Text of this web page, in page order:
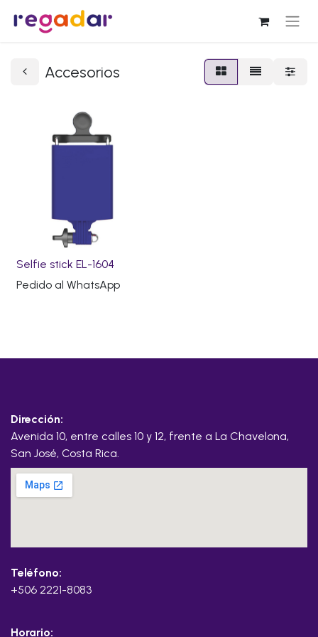
Accesorios
Selfie stick EL-1604
Pedido al WhatsApp
Dirección:
Avenida 10, entre calles 10 y 12, frente a La Chavelona,
San José, Costa Rica.
Teléfono:
+506 2221-8083
Horario: